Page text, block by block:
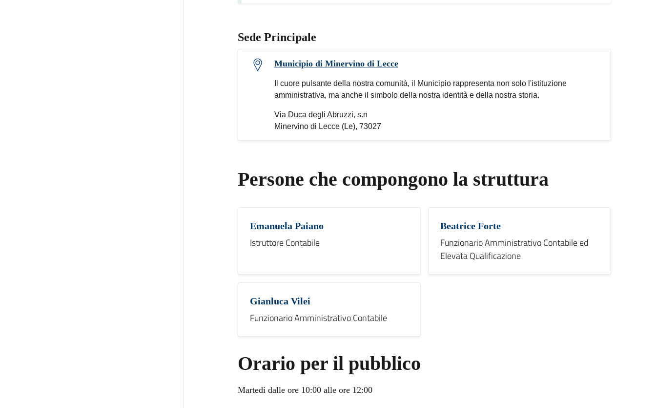
Sede Principale
Municipio di Minervino di Lecce
Il cuore pulsante della nostra comunità, il Municipio rappresenta non solo l'istituzione
amministrativa, ma anche il simbolo della nostra identità e della nostra storia.
Via Duca degli Abruzzi, s.n
Minervino di Lecce (Le), 73027
Persone che compongono la struttura
Emanuela Paiano
Istruttore Contabile
Beatrice Forte
Funzionario Amministrativo Contabile ed
Elevata Qualificazione
Gianluca Vilei
Funzionario Amministrativo Contabile
Orario per il pubblico
Martedi dalle ore 10:00 alle ore 12:00